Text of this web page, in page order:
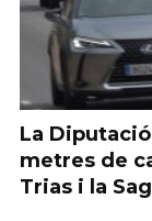
La
metres de
Trias i la